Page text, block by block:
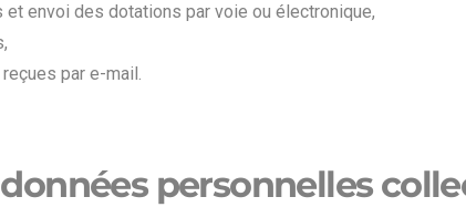
envoi des dotations par voie ou électronique,
par e-mail.
personnelles